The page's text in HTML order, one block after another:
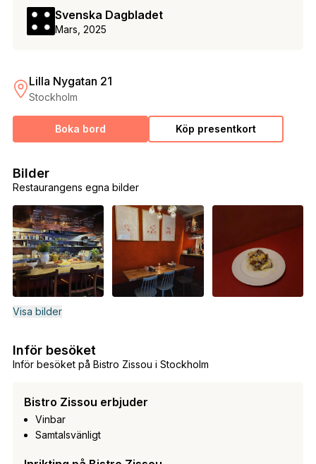
Svenska Dagbladet
Mars, 2025
Lilla Nygatan 21
Stockholm
Boka bord Köp presentkort
Restaurangens egna bilder
Bilder
Visa bilder
Inför besöket på Bistro Zissou i Stockholm
Inför besöket
Bistro Zissou erbjuder
Vinbar
Samtalsvänligt